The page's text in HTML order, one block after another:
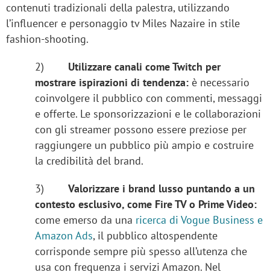
contenuti tradizionali della palestra, utilizzando
l’influencer e personaggio tv Miles Nazaire in stile
fashion-shooting.
2) Utilizzare canali come Twitch per
mostrare ispirazioni di tendenza: è necessario
coinvolgere il pubblico con commenti, messaggi
e offerte. Le sponsorizzazioni e le collaborazioni
con gli streamer possono essere preziose per
raggiungere un pubblico più ampio e costruire
la credibilità del brand.
3) Valorizzare i brand lusso puntando a un
contesto esclusivo, come Fire TV o Prime Video:
come emerso da una ricerca di Vogue Business e
Amazon Ads, il pubblico altospendente
corrisponde sempre più spesso all’utenza che
usa con frequenza i servizi Amazon. Nel